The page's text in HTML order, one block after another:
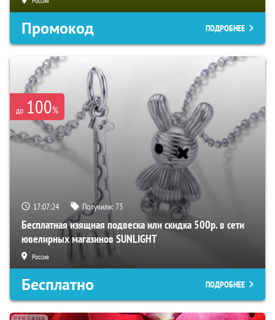
Промокод ПОДРОБНЕЕ
до 100%
17:07:23 Получили:73
Бесплатная изящная подвеска или скидка 500р. в сети
ювелирных магазинов SUNLIGHT
Россия
Бесплатно ПОДРОБНЕЕ